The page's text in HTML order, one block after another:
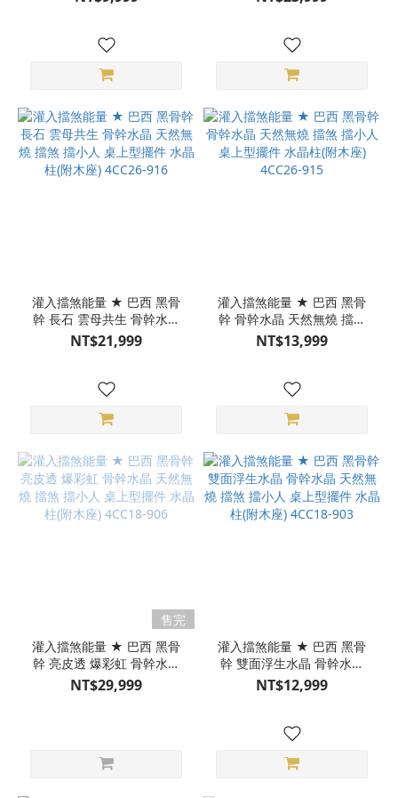
上型擺件 水晶柱(附木座)
件 水晶柱(附木座) S24CC27-
灌入擋煞能量 ★ 巴西 黑骨
幹 長石 雲母共生 骨幹水晶
天然無燒 擋煞 擋小人 桌上
型擺件 水晶柱(附木座)
NT$21,999
灌入擋煞能量 ★ 巴西 黑骨
幹 骨幹水晶 天然無燒 擋煞
擋小人 桌上型擺件 水晶柱
(附木座) 4CC26-915
NT$13,999
售完
灌入擋煞能量 ★ 巴西 黑骨
幹 亮皮透 爆彩虹 骨幹水晶
天然無燒 擋煞 擋小人 桌上
型擺件 水晶柱(附木座)
NT$29,999
灌入擋煞能量 ★ 巴西 黑骨
幹 雙面浮生水晶 骨幹水晶
天然無燒 擋煞 擋小人 桌上
型擺件 水晶柱(附木座)
NT$12,999